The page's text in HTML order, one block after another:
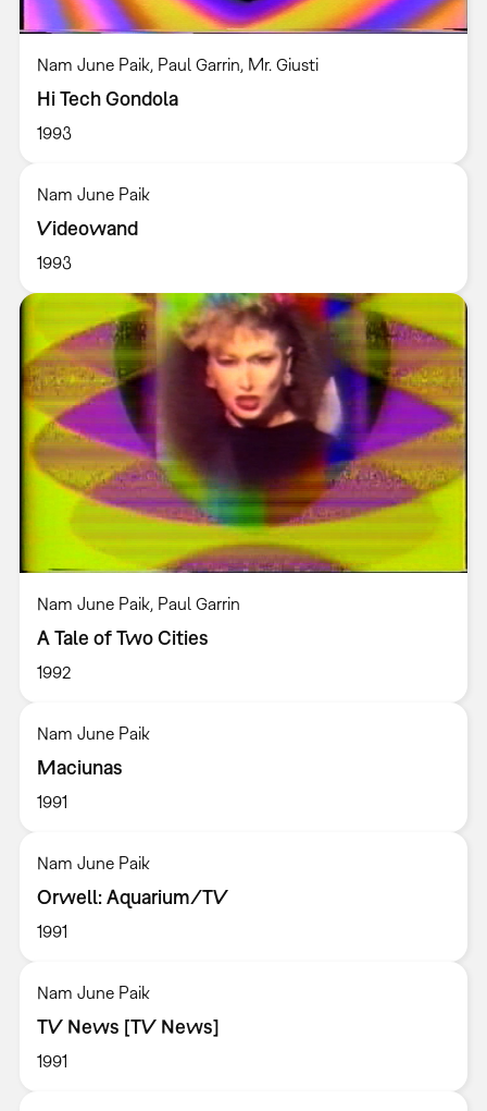
Nam June Paik, Paul Garrin, Mr. Giusti
Hi Tech Gondola
1993
Nam June Paik
Videowand
1993
Nam June Paik, Paul Garrin
A Tale of Two Cities
1992
Nam June Paik
Maciunas
1991
Nam June Paik
Orwell: Aquarium/TV
1991
Nam June Paik
TV News [TV News]
1991